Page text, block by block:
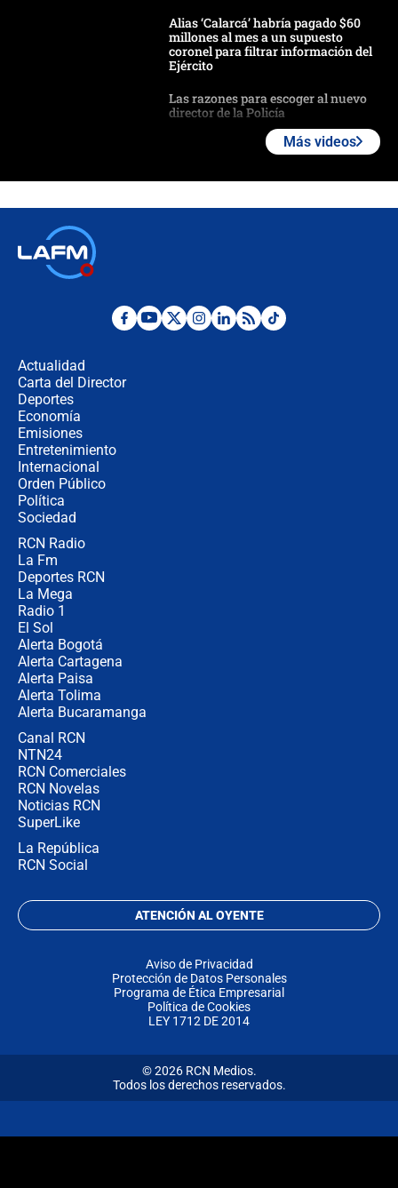
Alias ‘Calarcá’ habría pagado $60
millones al mes a un supuesto
coronel para filtrar información del
Ejército
Las razones para escoger al nuevo
director de la Policía
futuro les espera a las cabalgatas en
"No hubo fraude ni posibilidad de
Más videos
Actualidad
Carta del Director
Deportes
Economía
Emisiones
Entretenimiento
Internacional
Orden Público
Política
Sociedad
RCN Radio
La Fm
Deportes RCN
La Mega
Radio 1
El Sol
Alerta Bogotá
Alerta Cartagena
Alerta Paisa
Alerta Tolima
Alerta Bucaramanga
Canal RCN
NTN24
RCN Comerciales
RCN Novelas
Noticias RCN
SuperLike
La República
RCN Social
ATENCIÓN AL OYENTE
Aviso de Privacidad
Protección de Datos Personales
Programa de Ética Empresarial
Política de Cookies
LEY 1712 DE 2014
© 2026 RCN Medios.
Todos los derechos reservados.